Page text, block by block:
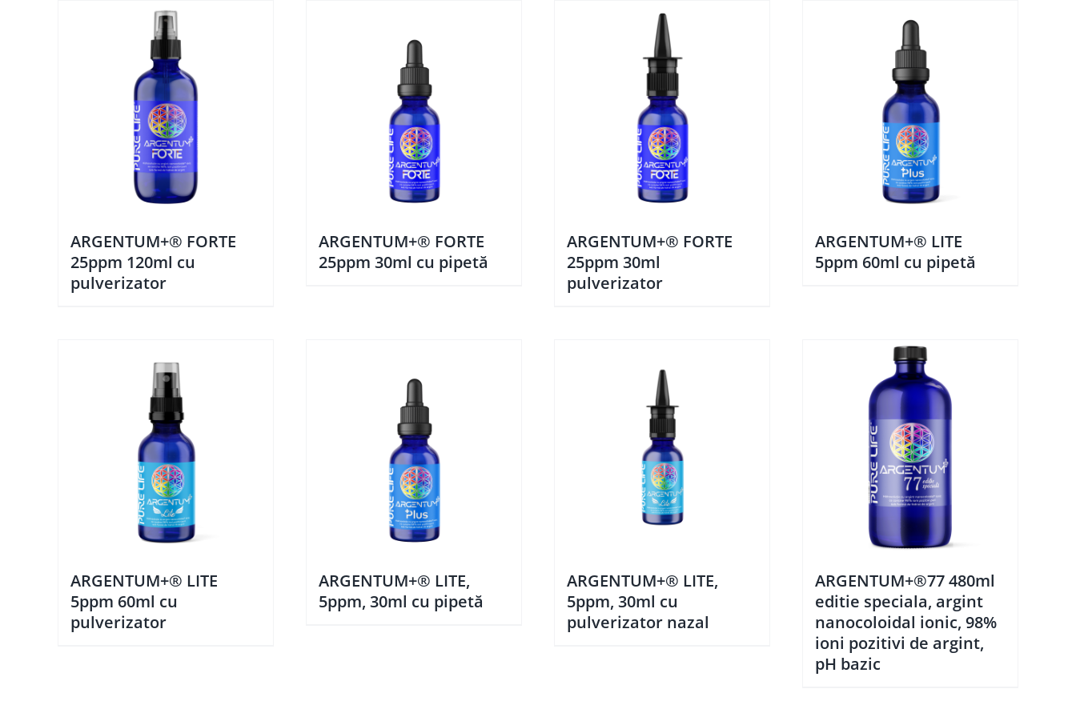
ARGENTUM+® FORTE
25ppm 120ml cu
pulverizator
ARGENTUM+® FORTE
25ppm 30ml cu pipetă
ARGENTUM+® FORTE
25ppm 30ml
pulverizator
ARGENTUM+® LITE
5ppm 60ml cu pipetă
ARGENTUM+® LITE
5ppm 60ml cu
pulverizator
ARGENTUM+® LITE,
5ppm, 30ml cu pipetă
ARGENTUM+® LITE,
5ppm, 30ml cu
pulverizator nazal
ARGENTUM+®77 480ml
editie speciala, argint
nanocoloidal ionic, 98%
ioni pozitivi de argint,
pH bazic